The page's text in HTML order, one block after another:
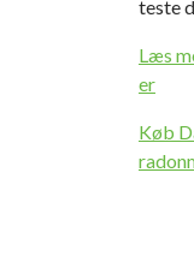
teste
Læs
er
Køb